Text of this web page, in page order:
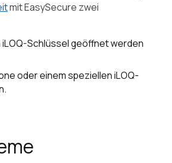
mit EasySecure zwei
Schlüssel geöffnet werden
oder einem speziellen iLOQ-